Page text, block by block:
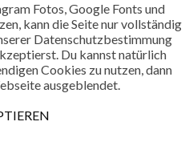
Fotos, Google Fonts und
kann die Seite nur vollständig
Datenschutzbestimmung
Du kannst natürlich
Cookies zu nutzen, dann
ausgeblendet.